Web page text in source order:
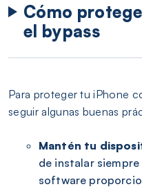
Cómo
el bypass
Para proteger tu iPhone
seguir algunas buenas
Mantén tu
de instalar
software